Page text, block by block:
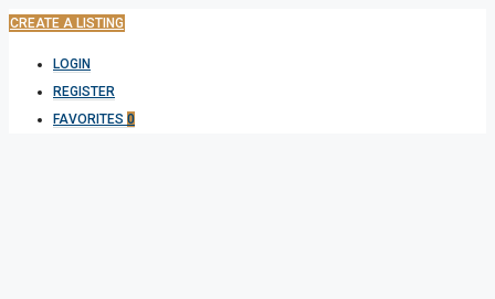
CREATE A LISTING
LOGIN
REGISTER
FAVORITES 0